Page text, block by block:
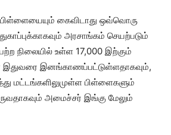
கைவிடாது ஒவ்வொரு
அரசாங்கம் செயற்படும்
நிலையில் உள்ள 17,000 இற்கும்
இனங்காணப்பட்டுள்ளதாகவும்,
மட்டங்களிலுமுள்ள பிள்ளைகளும்
அமைச்சர் இங்கு மேலும்